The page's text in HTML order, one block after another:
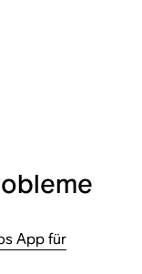
App für